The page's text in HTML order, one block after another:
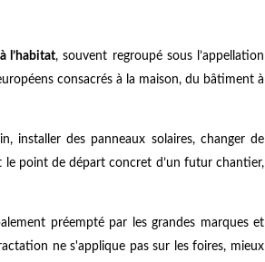
l’habitat, souvent regroupé sous l’appellation
consacrés à la maison, du bâtiment à
installer des panneaux solaires, changer de
le point de départ concret d’un futur chantier,
préempté par les grandes marques et
ne s'applique pas sur les foires, mieux